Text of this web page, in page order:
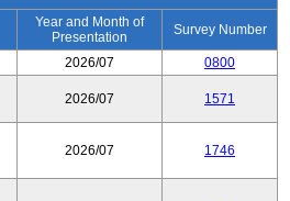
Year and Month of
Presentation
Survey Number
2026/07 0800
2026/07 1571
2026/07 1746